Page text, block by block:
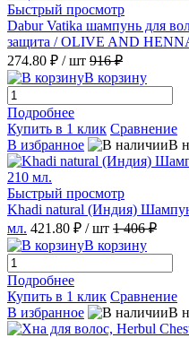
Быстрый просмотр
Dabur Vatika шампунь для
защита / OLIVE AND
274.80 ₽ / шт 916 ₽
В корзину
Подробнее
Купить в 1 клик Сравнение
В избранное
В
Быстрый просмотр
Khadi natural (Индия)
мл. 421.80 ₽ / шт 1 406 ₽
В корзину
Подробнее
Купить в 1 клик Сравнение
В избранное
В